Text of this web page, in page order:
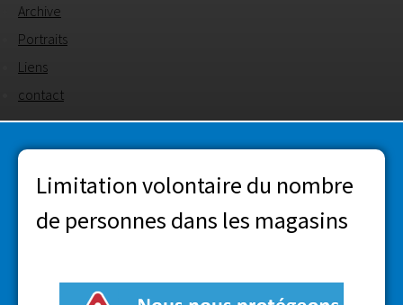
Archive
Portraits
Liens
contact
Limitation volontaire du nombre
de personnes dans les magasins